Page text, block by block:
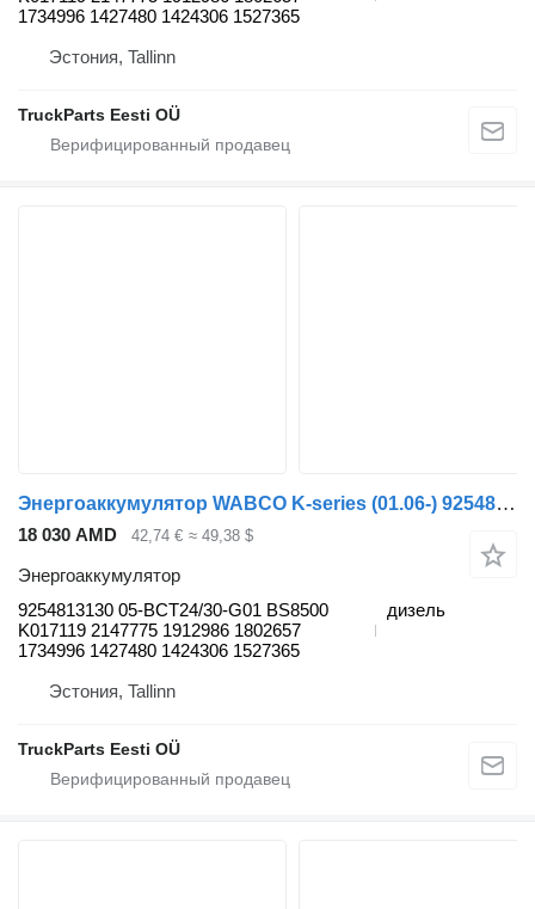
1734996 1427480 1424306 1527365
Эстония, Tallinn
TruckParts Eesti OÜ
Энергоаккумулятор WABCO K-series (01.06-) 9254813130 для автобуса Scania K,N,F-series bus (2006-)
18 030 AMD 42,74 € ≈ 49,38 $
Энергоаккумулятор
9254813130 05-BCT24/30-G01 BS8500
K017119 2147775 1912986 1802657
1734996 1427480 1424306 1527365
дизель
Эстония, Tallinn
TruckParts Eesti OÜ